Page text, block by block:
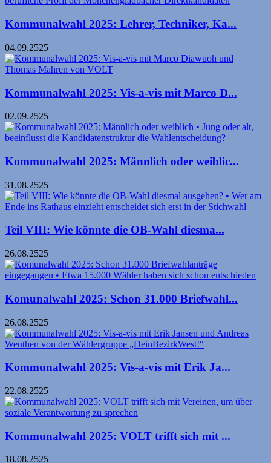
Kommunalwahl 2025: Lehrer, Techniker, Ka...
04.09.2525
Kommunalwahl 2025: Vis-a-vis mit Marco D...
02.09.2525
Kommunalwahl 2025: Männlich oder weiblic...
31.08.2525
Teil VIII: Wie könnte die OB-Wahl diesma...
26.08.2525
Komunalwahl 2025: Schon 31.000 Briefwahl...
26.08.2525
Kommunalwahl 2025: Vis-a-vis mit Erik Ja...
22.08.2525
Kommunalwahl 2025: VOLT trifft sich mit ...
18.08.2525